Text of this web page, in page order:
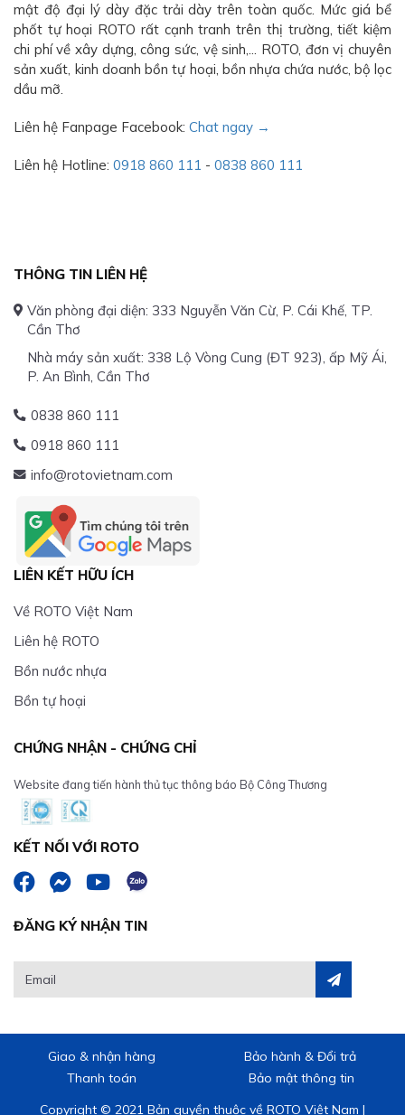
mật độ đại lý dày đặc trải dày trên toàn quốc. Mức giá bể
phốt tự hoại ROTO rất cạnh tranh trên thị trường, tiết kiệm
chi phí về xây dựng, công sức, vệ sinh,... ROTO, đơn vị chuyên
sản xuất, kinh doanh bồn tự hoại, bồn nhựa chứa nước, bộ lọc
dầu mỡ.
Liên hệ Fanpage Facebook: Chat ngay →
Liên hệ Hotline: 0918 860 111 - 0838 860 111
THÔNG TIN LIÊN HỆ
Văn phòng đại diện: 333 Nguyễn Văn Cừ, P. Cái Khế, TP.
Cần Thơ
Nhà máy sản xuất: 338 Lộ Vòng Cung (ĐT 923), ấp Mỹ Ái,
P. An Bình, Cần Thơ
0838 860 111
0918 860 111
info@rotovietnam.com
LIÊN KẾT HỮU ÍCH
Về ROTO Việt Nam
Liên hệ ROTO
Bồn nước nhựa
Bồn tự hoại
CHỨNG NHẬN - CHỨNG CHỈ
Website đang tiến hành thủ tục thông báo Bộ Công Thương
KẾT NỐI VỚI ROTO
ĐĂNG KÝ NHẬN TIN
Giao & nhận hàng
Bảo hành & Đổi trả
Thanh toán
Bảo mật thông tin
Copyright © 2021 Bản quyền thuộc về ROTO Việt Nam |